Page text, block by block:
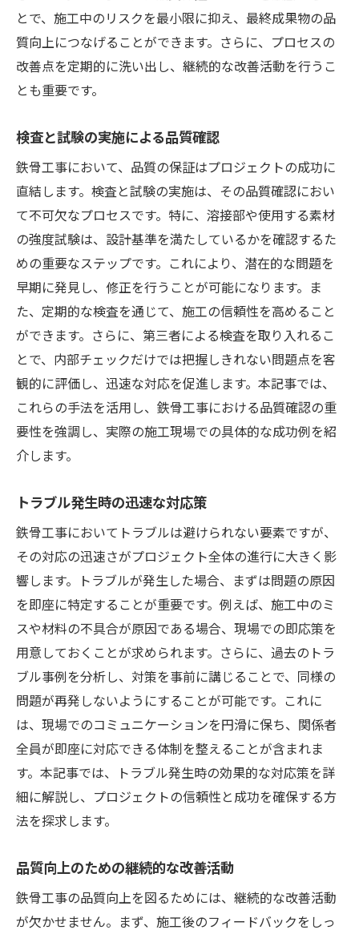
とで、施工中のリスクを最小限に抑え、最終成果物の品
質向上につなげることができます。さらに、プロセスの
改善点を定期的に洗い出し、継続的な改善活動を行うこ
とも重要です。
検査と試験の実施による品質確認
鉄骨工事において、品質の保証はプロジェクトの成功に
直結します。検査と試験の実施は、その品質確認におい
て不可欠なプロセスです。特に、溶接部や使用する素材
の強度試験は、設計基準を満たしているかを確認するた
めの重要なステップです。これにより、潜在的な問題を
早期に発見し、修正を行うことが可能になります。ま
た、定期的な検査を通じて、施工の信頼性を高めること
ができます。さらに、第三者による検査を取り入れるこ
とで、内部チェックだけでは把握しきれない問題点を客
観的に評価し、迅速な対応を促進します。本記事では、
これらの手法を活用し、鉄骨工事における品質確認の重
要性を強調し、実際の施工現場での具体的な成功例を紹
介します。
トラブル発生時の迅速な対応策
鉄骨工事においてトラブルは避けられない要素ですが、
その対応の迅速さがプロジェクト全体の進行に大きく影
響します。トラブルが発生した場合、まずは問題の原因
を即座に特定することが重要です。例えば、施工中のミ
スや材料の不具合が原因である場合、現場での即応策を
用意しておくことが求められます。さらに、過去のトラ
ブル事例を分析し、対策を事前に講じることで、同様の
問題が再発しないようにすることが可能です。これに
は、現場でのコミュニケーションを円滑に保ち、関係者
全員が即座に対応できる体制を整えることが含まれま
す。本記事では、トラブル発生時の効果的な対応策を詳
細に解説し、プロジェクトの信頼性と成功を確保する方
法を探求します。
品質向上のための継続的な改善活動
鉄骨工事の品質向上を図るためには、継続的な改善活動
が欠かせません。まず、施工後のフィードバックをしっ